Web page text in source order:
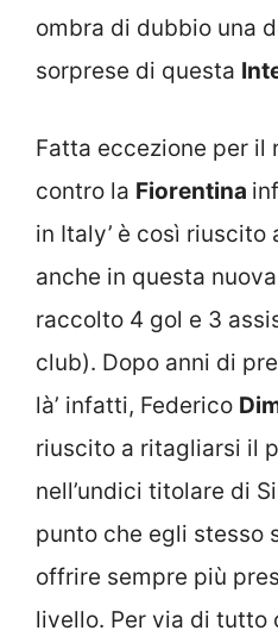
ombra di dubbio una
sorprese di questa
Fatta eccezione per il
contro la Fiorentina
in Italy’ è così riuscito
anche in questa
raccolto 4 gol e 3
club). Dopo anni di
là’ infatti, Federico
riuscito a ritagliarsi il
nell’undici titolare di
punto che egli stesso
offrire sempre più
livello. Per via di tutto